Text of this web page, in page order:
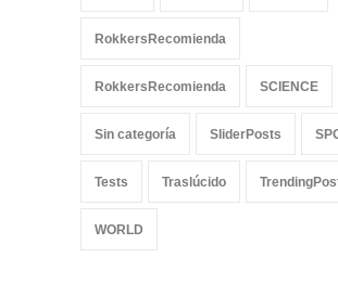
RokkersRecomienda
RokkersRecomienda SCIENCE
Sin categoría SliderPosts
Tests Traslúcido
WORLD